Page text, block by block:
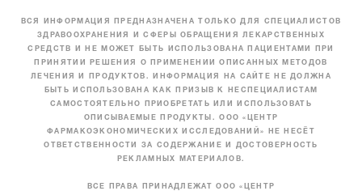
ВСЯ ИНФОРМАЦИЯ ПРЕДНАЗНАЧЕНА ТОЛЬКО ДЛЯ СПЕЦИАЛИСТОВ
ЗДРАВООХРАНЕНИЯ И СФЕРЫ ОБРАЩЕНИЯ ЛЕКАРСТВЕННЫХ
СРЕДСТВ И НЕ МОЖЕТ БЫТЬ ИСПОЛЬЗОВАНА ПАЦИЕНТАМИ ПРИ
ПРИНЯТИИ РЕШЕНИЯ О ПРИМЕНЕНИИ ОПИСАННЫХ МЕТОДОВ
ЛЕЧЕНИЯ И ПРОДУКТОВ. ИНФОРМАЦИЯ НА САЙТЕ НЕ ДОЛЖНА
БЫТЬ ИСПОЛЬЗОВАНА КАК ПРИЗЫВ К НЕСПЕЦИАЛИСТАМ
САМОСТОЯТЕЛЬНО ПРИОБРЕТАТЬ ИЛИ ИСПОЛЬЗОВАТЬ
ОПИСЫВАЕМЫЕ ПРОДУКТЫ. ООО «ЦЕНТР
ФАРМАКОЭКОНОМИЧЕСКИХ ИССЛЕДОВАНИЙ» НЕ НЕСЁТ
ОТВЕТСТВЕННОСТИ ЗА СОДЕРЖАНИЕ И ДОСТОВЕРНОСТЬ
РЕКЛАМНЫХ МАТЕРИАЛОВ.
ВСЕ ПРАВА ПРИНАДЛЕЖАТ ООО «ЦЕНТР